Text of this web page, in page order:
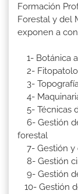
Formación
Forestal y del
exponen a
1- Botánica
2-
3-
4-
5- Técnicas
6- Gestión
forestal
7- Gestión y
8- Gestión
9- Gestión
10- Gestión